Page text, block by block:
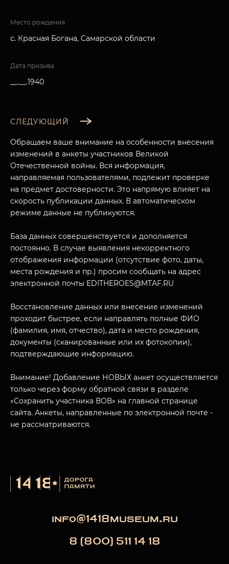
МУЗЕЙНЫЙ КОМПЛЕКС
ПОСЕТИТЕЛЯМ
О НАС
Место рождения
с. Красная Богана, Самарской области
Дата призыва
__.__.1940
СЛЕДУЮЩИЙ
Обращаем ваше внимание на особенности внесения
изменений в анкеты участников Великой
Отечественной войны. Вся информация,
направляемая пользователями, подлежит проверке
на предмет достоверности. Это напрямую влияет на
скорость публикации данных. В автоматическом
режиме данные не публикуются.
База данных совершенствуется и дополняется
постоянно. В случае выявления некорректного
отображения информации (отсутствие фото, даты,
места рождения и пр.) просим сообщать на адрес
электронной почты EDITHEROES@MTAF.RU
Восстановление данных или внесение изменений
проходит быстрее, если направлять полные ФИО
(фамилия, имя, отчество), дата и место рождения,
документы (сканированные или их фотокопии),
подтверждающие информацию.
Внимание! Добавление НОВЫХ анкет осуществляется
только через форму обратной связи в разделе
«Сохранить участника ВОВ» на главной странице
сайта. Анкеты, направленные по электронной почте -
не рассматриваются.
info@1418museum.ru
8 (800) 511 14 18